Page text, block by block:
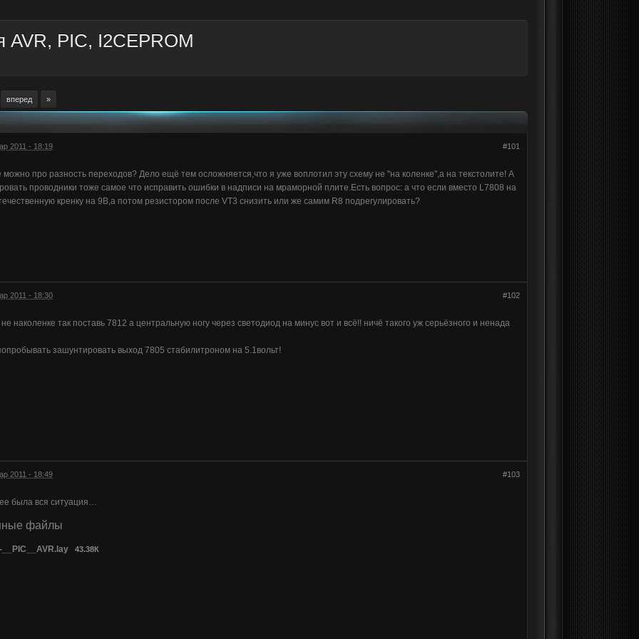
AVR, PIC, I2CEPROM
вперед »
#101
2011 - 18:19
про разность переходов? Дело ещё тем осложняется,что я уже воплотил эту схему не "на коленке",а на текстолите! А
проводники тоже самое что исправить ошибки в надписи на мраморной плите.Есть вопрос: а что если вместо L7808 на
кренку на 9В,а потом резистором после VT3 снизить или же самим R8 подрегулировать?
#102
2011 - 18:30
наколенке так поставь 7812 а центральную ногу через светодиод на минус вот и всё!! ничё такого уж серьёзного и ненада
зашунтировать выход 7805 стабилитроном на 5.1вольт!
#103
2011 - 18:49
была вся ситуация…
файлы
__PIC__AVR.lay 43.38К